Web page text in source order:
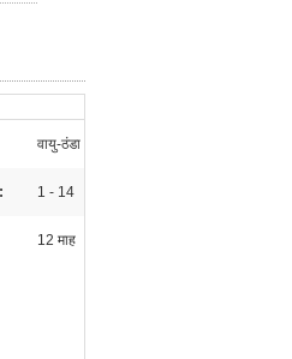
वायु-ठंडा
1 - 14
12 माह